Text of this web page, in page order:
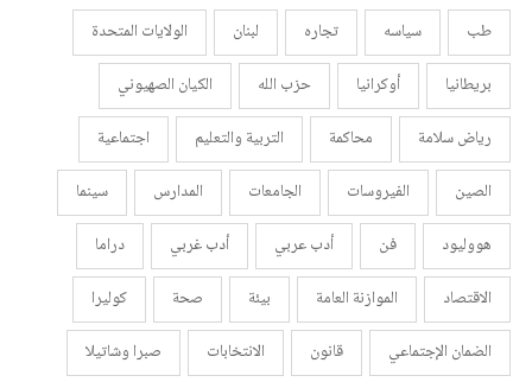
طب سياسه تجاره لبنان
الولايات المتحدة
بريطانيا
أوكرانيا حزب الله
الكيان الصهيوني
رياض سلامة
محاكمة التربية والتعليم
اجتماعية
الصين
الفيروسات الجامعات المدارس
سينما
هووليود
فن أدب عربي أدب غربي
دراما
الاقتصاد
الموازنة العامة بيئة صحة
كوليرا
الضمان الإجتماعي
قانون الانتخابات صبرا وشاتيلا